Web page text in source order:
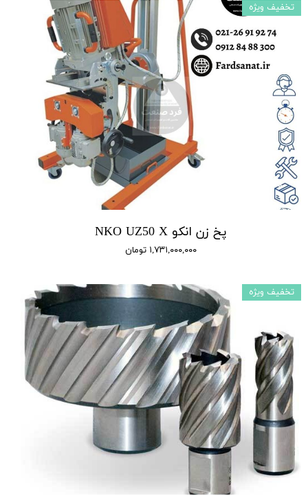
پخ زن انکو NKO UZ50 X
۱,۷۳۱,۰۰۰,۰۰۰ تومان
تخفیف ویژه
تخفیف ویژه